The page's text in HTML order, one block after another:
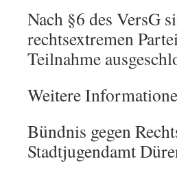
Nach §6 des VersG
rechtsextremen
Teilnahme
Weitere
Bündnis gegen
Stadtjugendamt